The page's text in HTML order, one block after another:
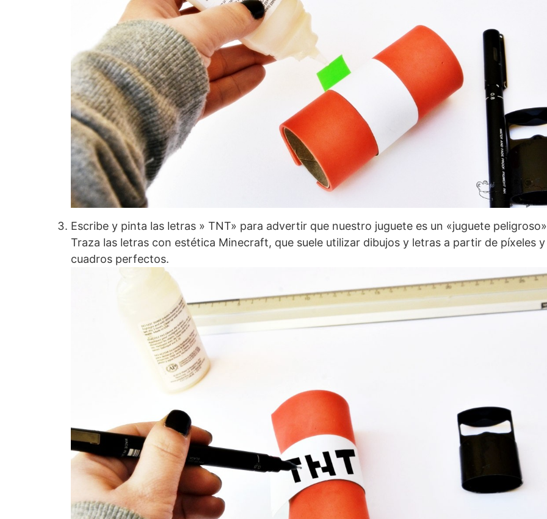
Escribe y pinta las letras » TNT» para advertir que nuestro juguete es un «juguete peligroso»
Traza las letras con estética Minecraft, que suele utilizar dibujos y letras a partir de píxeles y
cuadros perfectos.